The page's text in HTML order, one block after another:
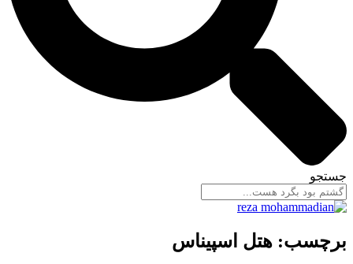
جستجو
برچسب: هتل اسپیناس